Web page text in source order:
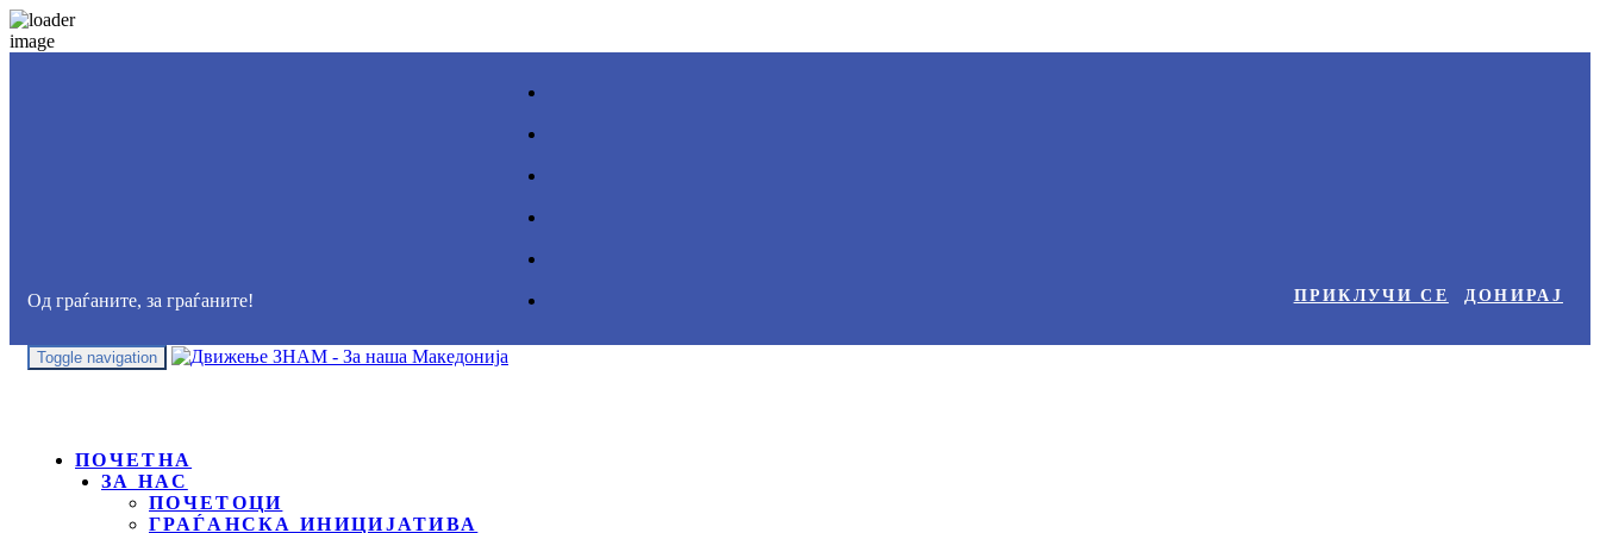
Од граѓаните, за граѓаните! ДОНИРАЈ
ПРИКЛУЧИ СЕ
Toggle navigation
ПОЧЕТНА
ЗА НАС
ПОЧЕТОЦИ
ГРАЃАНСКА ИНИЦИЈАТИВА